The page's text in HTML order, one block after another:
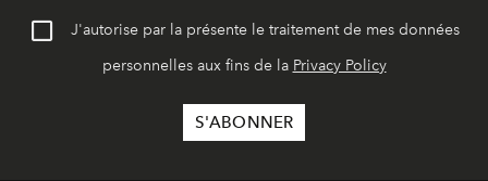
J'autorise par la présente le traitement de mes données
personnelles aux fins de la Privacy Policy